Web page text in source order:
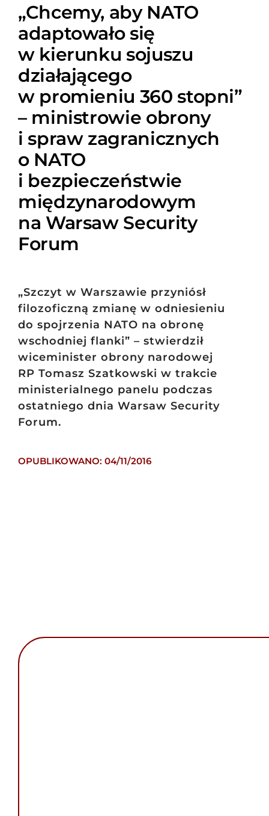
„Chcemy, aby NATO
adaptowało się
w kierunku sojuszu
działającego
w promieniu 360 stopni”
– ministrowie obrony
i spraw zagranicznych
o NATO
i bezpieczeństwie
międzynarodowym
na Warsaw Security
Forum
„Szczyt w Warszawie przyniósł
filozoficzną zmianę w odniesieniu
do spojrzenia NATO na obronę
wschodniej flanki” – stwierdził
wiceminister obrony narodowej
RP Tomasz Szatkowski w trakcie
ministerialnego panelu podczas
ostatniego dnia Warsaw Security
Forum.
OPUBLIKOWANO: 04/11/2016